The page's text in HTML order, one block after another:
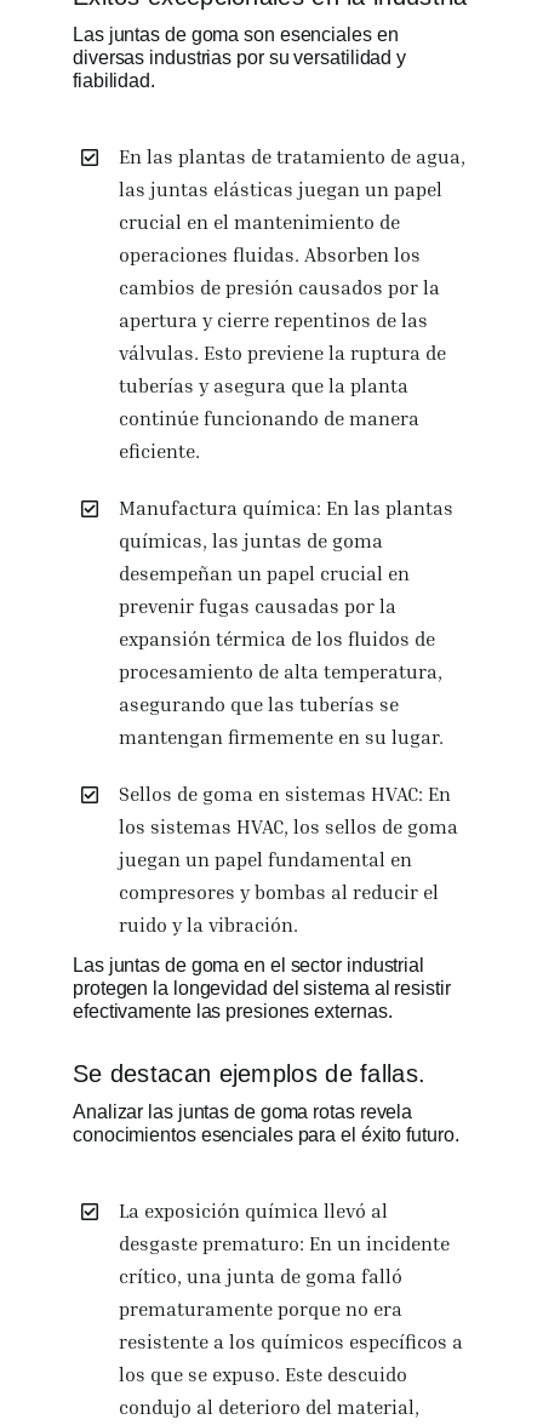
Las juntas de goma son esenciales en
diversas industrias por su versatilidad y
fiabilidad.
En las plantas de tratamiento de agua,
las juntas elásticas juegan un papel
crucial en el mantenimiento de
operaciones fluidas. Absorben los
cambios de presión causados por la
apertura y cierre repentinos de las
válvulas. Esto previene la ruptura de
tuberías y asegura que la planta
continúe funcionando de manera
eficiente.
Manufactura química: En las plantas
químicas, las juntas de goma
desempeñan un papel crucial en
prevenir fugas causadas por la
expansión térmica de los fluidos de
procesamiento de alta temperatura,
asegurando que las tuberías se
mantengan firmemente en su lugar.
Sellos de goma en sistemas HVAC: En
los sistemas HVAC, los sellos de goma
juegan un papel fundamental en
compresores y bombas al reducir el
ruido y la vibración.
Las juntas de goma en el sector industrial
protegen la longevidad del sistema al resistir
efectivamente las presiones externas.
Se destacan ejemplos de fallas.
Analizar las juntas de goma rotas revela
conocimientos esenciales para el éxito futuro.
La exposición química llevó al
desgaste prematuro: En un incidente
crítico, una junta de goma falló
prematuramente porque no era
resistente a los químicos específicos a
los que se expuso. Este descuido
condujo al deterioro del material,